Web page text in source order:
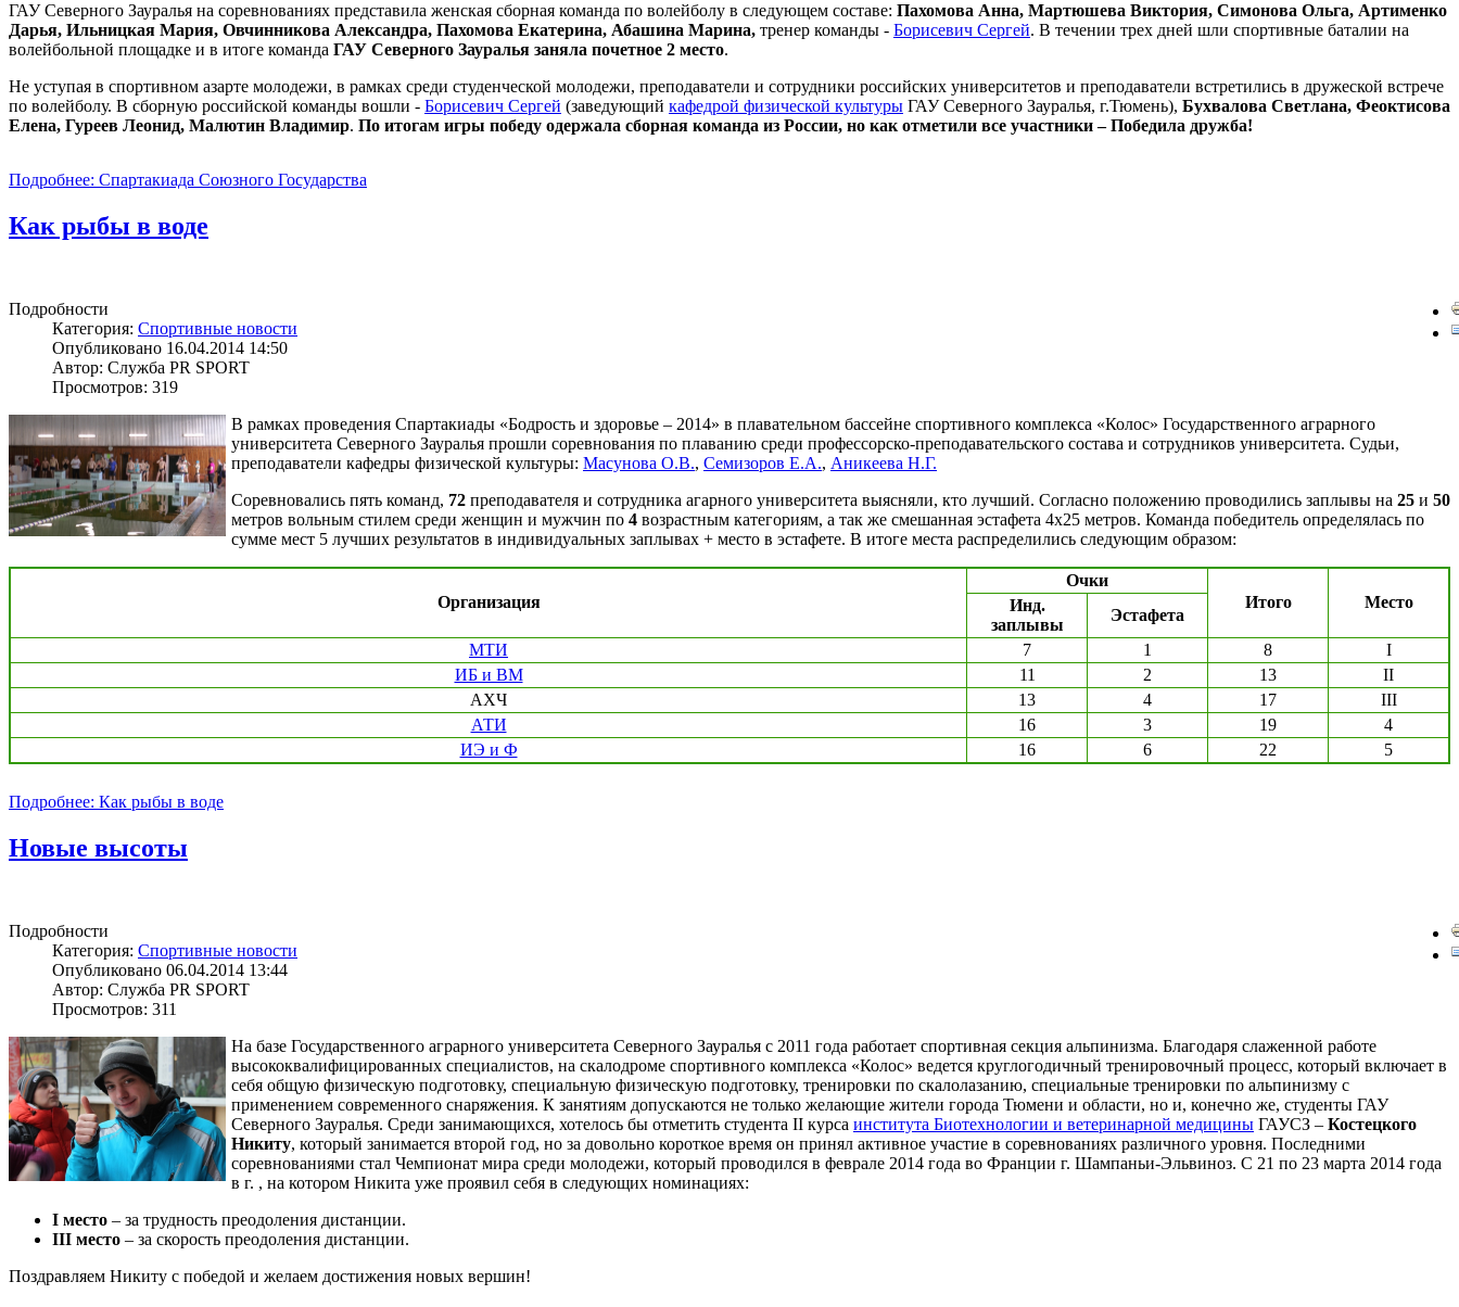
ГАУ Северного Зауралья на соревнованиях представила женская сборная команда по волейболу в следующем составе: Пахомова Анна, Мартюшева Виктория, Симонова Ольга, Артименко
Дарья, Ильницкая Мария, Овчинникова Александра, Пахомова Екатерина, Абашина Марина, тренер команды - Борисевич Сергей. В течении трех дней шли спортивные баталии на
волейбольной площадке и в итоге команда ГАУ Северного Зауралья заняла почетное 2 место.
Не уступая в спортивном азарте молодежи, в рамках среди студенческой молодежи, преподаватели и сотрудники российских университетов и преподаватели встретились в дружеской встрече
по волейболу. В сборную российской команды вошли - Борисевич Сергей (заведующий кафедрой физической культуры ГАУ Северного Зауралья, г.Тюмень), Бухвалова Светлана, Феоктисова
Елена, Гуреев Леонид, Малютин Владимир. По итогам игры победу одержала сборная команда из России, но как отметили все участники – Победила дружба!
Подробнее: Спартакиада Союзного Государства
Как рыбы в воде
Подробности
Категория: Спортивные новости
Опубликовано 16.04.2014 14:50
Автор: Служба PR SPORT
Просмотров: 319
В рамках проведения Спартакиады «Бодрость и здоровье – 2014» в плавательном бассейне спортивного комплекса «Колос» Государственного аграрного
университета Северного Зауралья прошли соревнования по плаванию среди профессорско-преподавательского состава и сотрудников университета. Судьи,
преподаватели кафедры физической культуры: Масунова О.В., Семизоров Е.А., Аникеева Н.Г.
Соревновались пять команд, 72 преподавателя и сотрудника агарного университета выясняли, кто лучший. Согласно положению проводились заплывы на 25 и 50
метров вольным стилем среди женщин и мужчин по 4 возрастным категориям, а так же смешанная эстафета 4х25 метров. Команда победитель определялась по
сумме мест 5 лучших результатов в индивидуальных заплывах + место в эстафете. В итоге места распределились следующим образом:
Организация
Очки
Итого
Место
Инд.
заплывы
Эстафета
МТИ
7 1 8
I
ИБ и ВМ
11 2 13
II
АХЧ
13 4 17
III
АТИ
16 3 19
4
ИЭ и Ф
16 6 22 5
Подробнее: Как рыбы в воде
Новые высоты
Подробности
Категория: Спортивные новости
Опубликовано 06.04.2014 13:44
Автор: Служба PR SPORT
Просмотров: 311
На базе Государственного аграрного университета Северного Зауралья с 2011 года работает спортивная секция альпинизма. Благодаря слаженной работе
высококвалифицированных специалистов, на скалодроме спортивного комплекса «Колос» ведется круглогодичный тренировочный процесс, который включает в
себя общую физическую подготовку, специальную физическую подготовку, тренировки по скалолазанию, специальные тренировки по альпинизму с
применением современного снаряжения. К занятиям допускаются не только желающие жители города Тюмени и области, но и, конечно же, студенты ГАУ
Северного Зауралья. Среди занимающихся, хотелось бы отметить студента II курса института Биотехнологии и ветеринарной медицины ГАУСЗ – Костецкого
Никиту, который занимается второй год, но за довольно короткое время он принял активное участие в соревнованиях различного уровня. Последними
соревнованиями стал Чемпионат мира среди молодежи, который проводился в феврале 2014 года во Франции г. Шампаньи-Эльвиноз. С 21 по 23 марта 2014 года
в г. , на котором Никита уже проявил себя в следующих номинациях:
I место – за трудность преодоления дистанции.
III место – за скорость преодоления дистанции.
Поздравляем Никиту с победой и желаем достижения новых вершин!